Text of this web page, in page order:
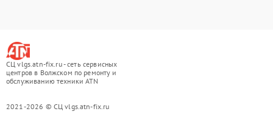
СЦ vlgs.atn-fix.ru - сеть сервисных
центров в Волжском по ремонту и
обслуживанию техники ATN
2021-2026 © СЦ vlgs.atn-fix.ru